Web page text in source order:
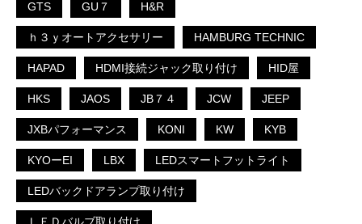
GTS GU７ H&R
ｈ３ｙオートアクセサリー HAMBURG TECHNIC
HAPAD HDMI接続ジャック取り付け HID屋
HKS JAOS JB７４ JCW JEEP
JXBパフォーマンス KONI KW KYB
KYOーEI LBX LEDスマートフットライト
LEDバックドアランプ取り付け